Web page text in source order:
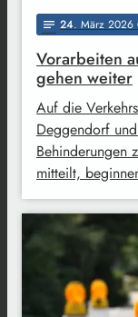
notes 24. März 2026
Vorarbeiten
gehen weiter
Auf die
Deggendorf
Behinderungen
mitteilt,